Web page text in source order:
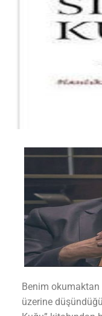
Benim okumaktan
üzerine